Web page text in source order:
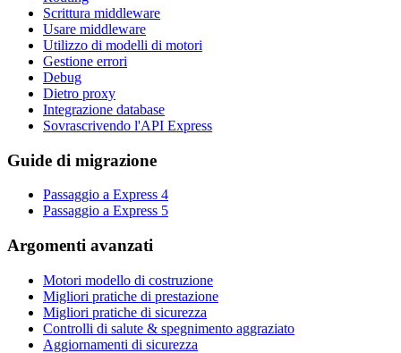
Scrittura middleware
Usare middleware
Utilizzo di modelli di motori
Gestione errori
Debug
Dietro proxy
Integrazione database
Sovrascrivendo l'API Express
Guide di migrazione
Passaggio a Express 4
Passaggio a Express 5
Argomenti avanzati
Motori modello di costruzione
Migliori pratiche di prestazione
Migliori pratiche di sicurezza
Controlli di salute & spegnimento aggraziato
Aggiornamenti di sicurezza